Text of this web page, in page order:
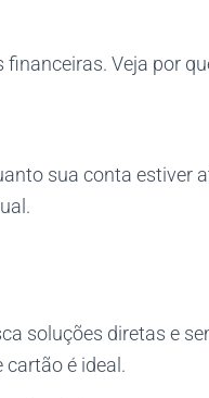
Veja por
sua conta estiver
soluções diretas e
cartão é ideal.